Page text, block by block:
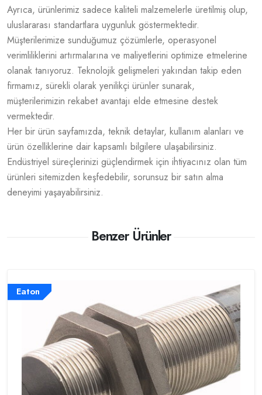
Ayrıca, ürünlerimiz sadece kaliteli malzemelerle üretilmiş olup,
uluslararası standartlara uygunluk göstermektedir.
Müşterilerimize sunduğumuz çözümlerle, operasyonel
verimliliklerini artırmalarına ve maliyetlerini optimize etmelerine
olanak tanıyoruz. Teknolojik gelişmeleri yakından takip eden
firmamız, sürekli olarak yenilikçi ürünler sunarak,
müşterilerimizin rekabet avantajı elde etmesine destek
vermektedir.
Her bir ürün sayfamızda, teknik detaylar, kullanım alanları ve
ürün özelliklerine dair kapsamlı bilgilere ulaşabilirsiniz.
Endüstriyel süreçlerinizi güçlendirmek için ihtiyacınız olan tüm
ürünleri sitemizden keşfedebilir, sorunsuz bir satın alma
deneyimi yaşayabilirsiniz.
Benzer Ürünler
Eaton